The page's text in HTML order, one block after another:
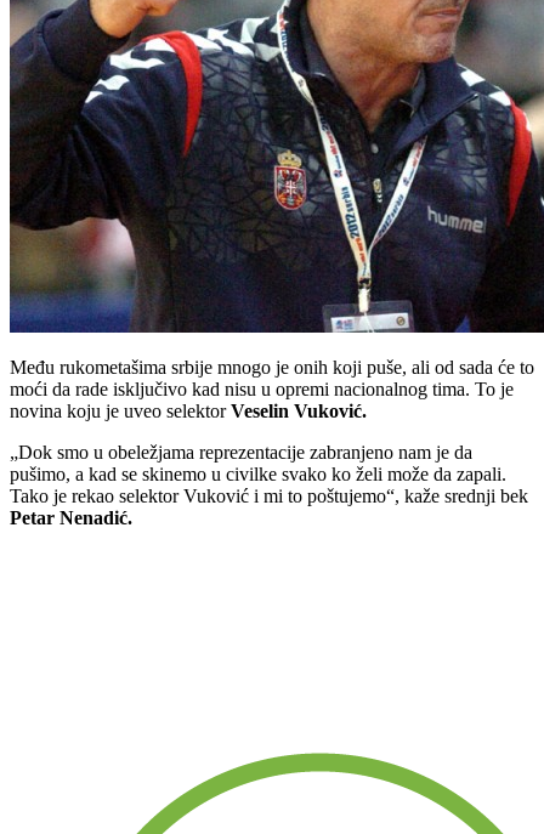
Među rukometašima srbije mnogo je onih koji puše, ali od sada će to
moći da rade isključivo kad nisu u opremi nacionalnog tima. To je
novina koju je uveo selektorVeselin Vuković.
„Dok smo u obeležjama reprezentacije zabranjeno nam je da
pušimo, a kad se skinemo u civilke svako ko želi može da zapali.
Tako je rekao selektor Vuković i mi to poštujemo“, kaže srednji bek
Petar Nenadić.